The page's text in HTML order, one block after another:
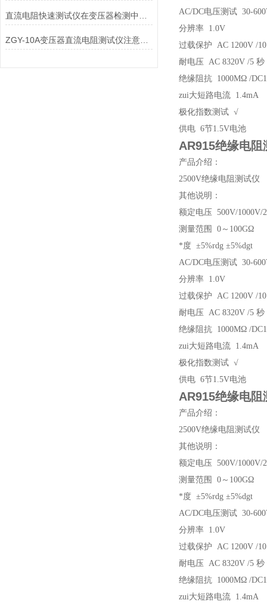
ZGY-10A变压器直流电阻测试仪注意事项
AC/DC电压测试 30-
分辨率 1.0V
过载保护 AC 1200V /
耐电压 AC 8320V /5 秒
绝缘阻抗 1000MΩ /
zui大短路电流 1.4mA
极化指数测试 √
供电 6节1.5V电池
AR915绝缘电阻
产品介绍：
2500V绝缘电阻测试仪
其他说明：
额定电压 500V/1000V/
测量范围 0～100GΩ
*度 ±5%rdg ±5%dgt
AC/DC电压测试 30-
分辨率 1.0V
过载保护 AC 1200V /
耐电压 AC 8320V /5 秒
绝缘阻抗 1000MΩ /
zui大短路电流 1.4mA
极化指数测试 √
供电 6节1.5V电池
AR915绝缘电阻
产品介绍：
2500V绝缘电阻测试仪
其他说明：
额定电压 500V/1000V/
测量范围 0～100GΩ
*度 ±5%rdg ±5%dgt
AC/DC电压测试 30-
分辨率 1.0V
过载保护 AC 1200V /
耐电压 AC 8320V /5 秒
绝缘阻抗 1000MΩ /
zui大短路电流 1.4mA